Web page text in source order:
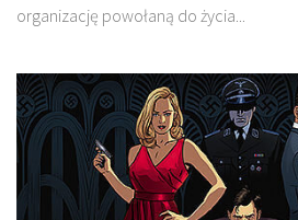
organizację powołaną do życia...